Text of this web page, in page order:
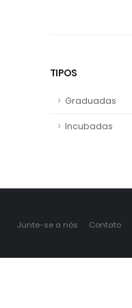
TIPOS
Graduadas
Incubadas
Junte-se a nós Contato